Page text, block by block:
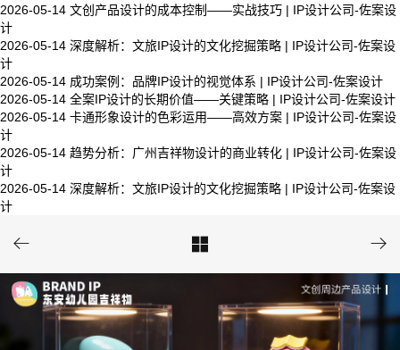
2026-05-14 文创产品设计的成本控制——实战技巧 | IP设计公司-佐案设
计
2026-05-14 深度解析：文旅IP设计的文化挖掘策略 | IP设计公司-佐案设
计
2026-05-14 成功案例：品牌IP设计的视觉体系 | IP设计公司-佐案设计
2026-05-14 全案IP设计的长期价值——关键策略 | IP设计公司-佐案设计
2026-05-14 卡通形象设计的色彩运用——高效方案 | IP设计公司-佐案设
计
2026-05-14 趋势分析：广州吉祥物设计的商业转化 | IP设计公司-佐案设
计
2026-05-14 深度解析：文旅IP设计的文化挖掘策略 | IP设计公司-佐案设
计
  